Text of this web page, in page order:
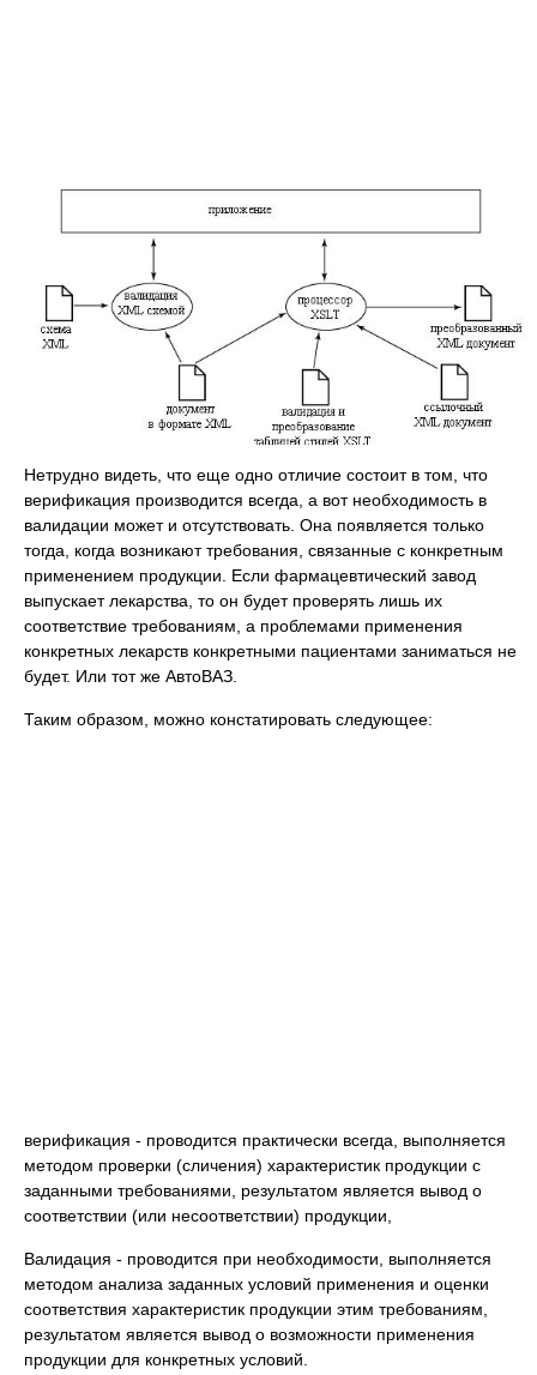
Нетрудно видеть, что еще одно отличие состоит в том, что
верификация производится всегда, а вот необходимость в
валидации может и отсутствовать. Она появляется только
тогда, когда возникают требования, связанные с конкретным
применением продукции. Если фармацевтический завод
выпускает лекарства, то он будет проверять лишь их
соответствие требованиям, а проблемами применения
конкретных лекарств конкретными пациентами заниматься не
будет. Или тот же АвтоВАЗ.
Таким образом, можно констатировать следующее:
верификация - проводится практически всегда, выполняется
методом проверки (сличения) характеристик продукции с
заданными требованиями, результатом является вывод о
соответствии (или несоответствии) продукции,
Валидация - проводится при необходимости, выполняется
методом анализа заданных условий применения и оценки
соответствия характеристик продукции этим требованиям,
результатом является вывод о возможности применения
продукции для конкретных условий.